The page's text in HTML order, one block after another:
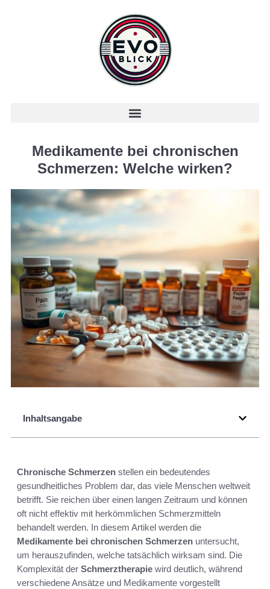
Medikamente bei chronischen
Schmerzen: Welche wirken?
Inhaltsangabe
Chronische Schmerzen stellen ein bedeutendes
gesundheitliches Problem dar, das viele Menschen weltweit
betrifft. Sie reichen über einen langen Zeitraum und können
oft nicht effektiv mit herkömmlichen Schmerzmitteln
behandelt werden. In diesem Artikel werden die
Medikamente bei chronischen Schmerzen untersucht,
um herauszufinden, welche tatsächlich wirksam sind. Die
Komplexität der Schmerztherapie wird deutlich, während
verschiedene Ansätze und Medikamente vorgestellt